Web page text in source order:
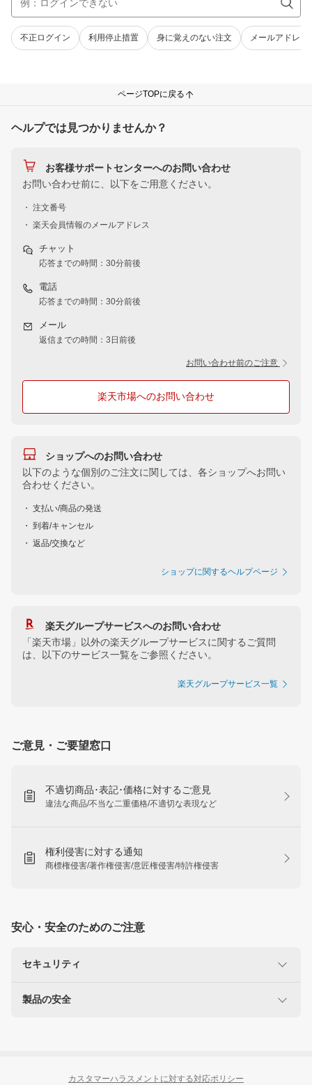
不正ログイン 利用停止措置 身に覚えのない注文 メールアドレス
ページTOPに戻る
ヘルプでは見つかりませんか？
お客様サポートセンターへのお問い合わせ
お問い合わせ前に、以下をご用意ください。
・ 注文番号
・ 楽天会員情報のメールアドレス
チャット
応答までの時間：30分前後
電話
応答までの時間：30分前後
メール
返信までの時間：3日前後
お問い合わせ前のご注意
楽天市場へのお問い合わせ
ショップへのお問い合わせ
以下のような個別のご注文に関しては、各ショップへお問い
合わせください。
・ 支払い/商品の発送
・ 到着/キャンセル
・ 返品/交換など
ショップに関するヘルプページ
楽天グループサービスへのお問い合わせ
「楽天市場」以外の楽天グループサービスに関するご質問
は、以下のサービス一覧をご参照ください。
楽天グループサービス一覧
ご意見・ご要望窓口
不適切商品･表記･価格に対するご意見
違法な商品/不当な二重価格/不適切な表現など
権利侵害に対する通知
商標権侵害/著作権侵害/意匠権侵害/特許権侵害
安心・安全のためのご注意
セキュリティ
楽天を装った不正にご注意ください
製品の安全
カスタマーハラスメントに対する対応ポリシー